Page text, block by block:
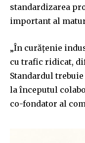
standardizarea
important al
„În curățenie
cu trafic ridicat,
Standardul
la începutul
co-fondator al